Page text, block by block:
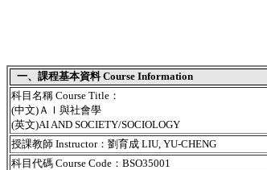
一、課程基本資料 Course Information
科目名稱 Course Title：
(中文)ＡＩ與社會學
(英文)AI AND SOCIETY/SOCIOLOGY
授課教師 Instructor：劉育成 LIU, YU-CHENG
科目代碼 Course Code：BSO35001